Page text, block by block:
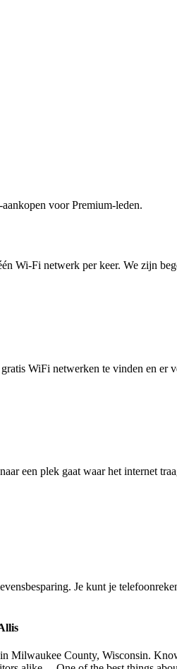
voor Premium-leden.
Wi-Fi netwerk per keer. We zijn
WiFi netwerken te vinden en er
een plek gaat waar het internet
Je kunt je
Milwaukee County, Wisconsin.